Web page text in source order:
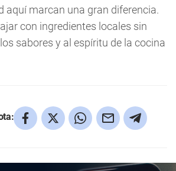
aquí marcan una gran diferencia.
con ingredientes locales sin
sabores y al espíritu de la cocina